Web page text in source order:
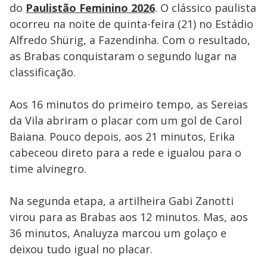
do Paulistão Feminino 2026. O clássico paulista
ocorreu na noite de quinta-feira (21) no Estádio
Alfredo Shürig, a Fazendinha. Com o resultado,
as Brabas conquistaram o segundo lugar na
classificação.
Aos 16 minutos do primeiro tempo, as Sereias
da Vila abriram o placar com um gol de Carol
Baiana. Pouco depois, aos 21 minutos, Erika
cabeceou direto para a rede e igualou para o
time alvinegro.
Na segunda etapa, a artilheira Gabi Zanotti
virou para as Brabas aos 12 minutos. Mas, aos
36 minutos, Analuyza marcou um golaço e
deixou tudo igual no placar.